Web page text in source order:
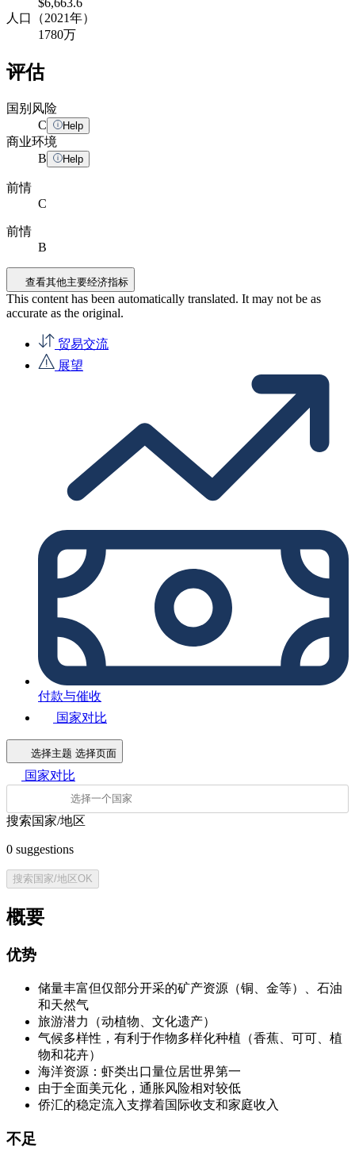
人口（2021年）
1780万
评估
国别风险
C
Help
商业环境
B
Help
前情
C
前情
B
查看其他主要经济指标
This content has been automatically translated. It may not be as
accurate as the original.
贸易交流
展望
付款与催收
国家对比
选择主题 选择页面
国家对比
搜索国家/地区
0 suggestions
搜索国家/地区OK
概要
优势
储量丰富但仅部分开采的矿产资源（铜、金等）、石油
和天然气
旅游潜力（动植物、文化遗产）
气候多样性，有利于作物多样化种植（香蕉、可可、植
物和花卉）
海洋资源：虾类出口量位居世界第一
由于全面美元化，通胀风险相对较低
侨汇的稳定流入支撑着国际收支和家庭收入
不足